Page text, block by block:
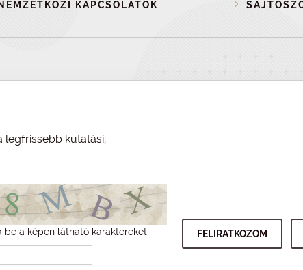
KAPCSOLATOK
legfrissebb kutatási,
be a képen látható karaktereket: